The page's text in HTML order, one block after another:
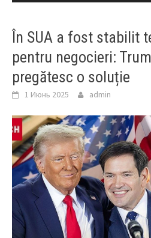
În SUA a fost stabilit
pentru negocieri:
pregătesc o soluție
1 Июнь 2025 admin